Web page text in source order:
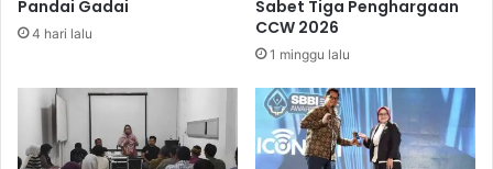
g
i
a
a
a
t
a
Pandai Gadai
4 hari lalu
Sabet Tiga Penghargaan
CCW 2026
1 minggu lalu